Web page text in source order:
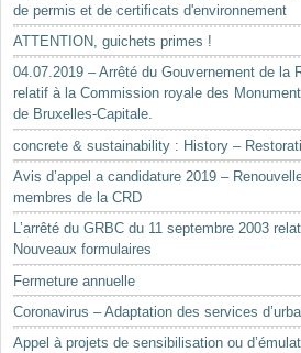
de permis et de certificats d'environnement
ATTENTION, guichets primes !
04.07.2019 – Arrêté du Gouvernement de la
relatif à la Commission royale des
de Bruxelles-Capitale.
concrete & sustainability : History –
Avis d’appel a candidature 2019 –
membres de la CRD
L’arrêté du GRBC du 11 septembre 2003
Nouveaux formulaires
Fermeture annuelle
Coronavirus – Adaptation des services
Appel à projets de sensibilisation ou